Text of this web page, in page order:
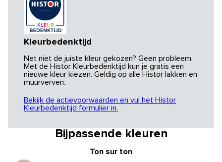
Kleurbedenktijd
Net niet de juiste kleur gekozen? Geen probleem.
Met de Histor Kleurbedenktijd kun je gratis een
nieuwe kleur kiezen. Geldig op alle Histor lakken en
muurverven.
Bekijk de actievoorwaarden en vul het Histor
Kleurbedenktijd formulier in.
Bijpassende kleuren
Ton sur ton